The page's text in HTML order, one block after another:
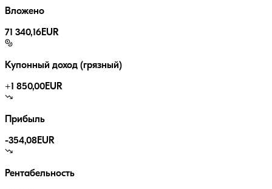
Вложено
71 340,16EUR
Купонный доход (грязный)
+1 850,00EUR
Прибыль
-354,08EUR
Рентабельность